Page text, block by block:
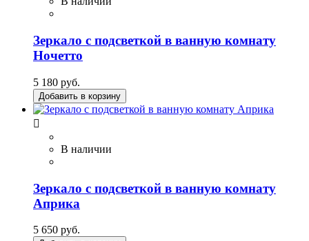
Зеркало с подсветкой в ванную комнату
Ночетто
5 180 руб.
Добавить в корзину

В наличии
Зеркало с подсветкой в ванную комнату
Априка
5 650 руб.